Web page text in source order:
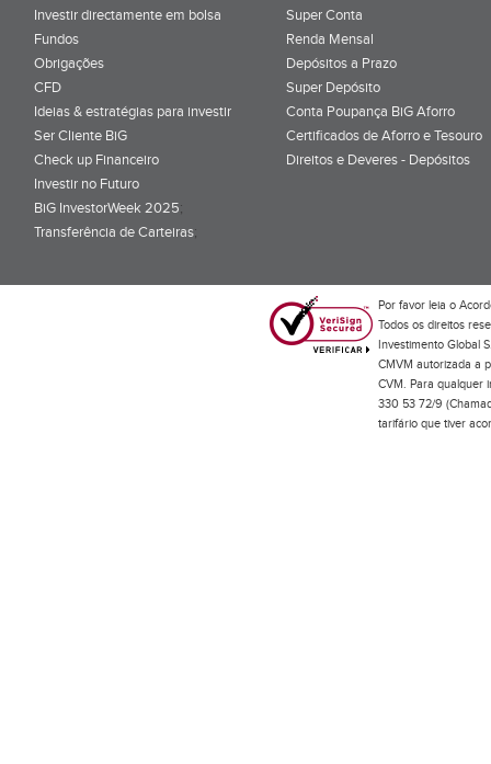
Investir directamente em bolsa
Fundos
Obrigações
CFD
Ideias & estratégias para investir
Ser Cliente BiG
Check up Financeiro
Investir no Futuro
BiG InvestorWeek 2025;
Transferência de Carteiras;
Super Conta
Renda Mensal
Depósitos a Prazo
Super Depósito
Conta Poupança BiG Aforro
Certificados de Aforro e Tesouro
Direitos e Deveres - Depósitos
Por favor leia o
Todos os direitos
Investimento Global
CMVM autorizada a
CVM. Para qualquer
330 53 72/9
tarifário que tiver